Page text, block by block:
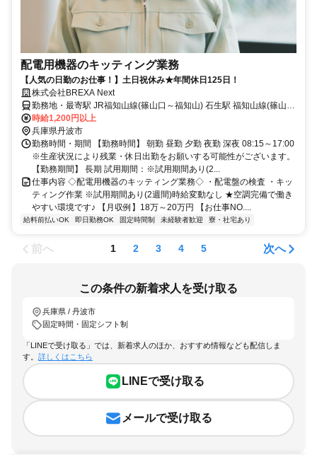
配電用機器のキッティング業務
【人気の日勤のお仕事！】土日祝休み★年間休日125日！
株式会社BREXA Next
勤務地・最寄駅 JR福知山線(篠山口～福知山) 石生駅 福知山線(篠山口
～福知山)/石生駅,車,10分 ★工場敷地内に無料の駐車場あり
時給1,200円以上
兵庫県丹波市
勤務時間・期間 【勤務時間】 朝勤 昼勤 夕勤 夜勤 深夜 08:15～17:00
※生産状況により残業・休日出勤をお願いする可能性がございます。
【勤務期間】 長期 試用期間：※試用期間あり(2...
仕事内容 ◇配電用機器のキッティング業務◇ ・配電盤の検査 ・キッ
ティング作業 ※試用期間あり(2週間)時給変動なし ★空調完備で働き
やすい環境です♪ 【月収例】18万～20万円 【お仕事NO....
給料前払いOK 即日勤務OK 固定時間制 未経験者歓迎 寮・社宅あり
前へ 1 2 3 4 5 次へ
この条件の新着求人を受け取る
兵庫県 / 丹波市
固定時間・固定シフト制
「LINEで受け取る」では、新着求人のほか、おすすめ情報なども配信しま
す。 詳しくはこちら
LINEで受け取る
メールで受け取る